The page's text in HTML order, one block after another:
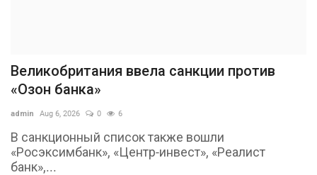
Великобритания ввела санкции против
«Озон банка»
admin Aug 6, 2026 0 6
В санкционный список также вошли
«Росэксимбанк», «Центр-инвест», «Реалист
банк»,...